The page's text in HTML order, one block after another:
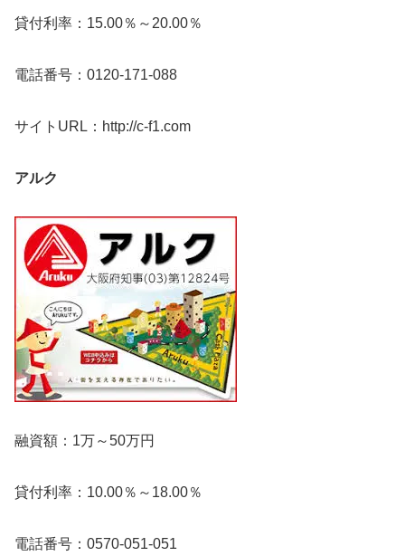
貸付利率：15.00％～20.00％
電話番号：0120-171-088
サイトURL：http://c-f1.com
アルク
融資額：1万～50万円
貸付利率：10.00％～18.00％
電話番号：0570-051-051